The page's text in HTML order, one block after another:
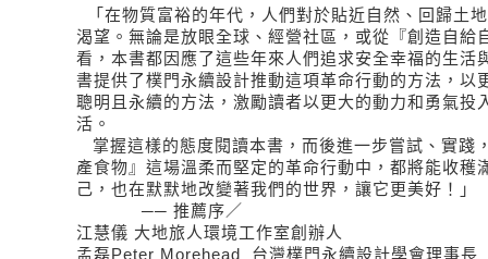
「在物質富裕的年代，人們對於貼近自然、回歸土
渴望。無論是放眼全球、經營社區，或從『創造自給
看，本書都因應了這些年來人們追求安全幸福的生活
書提供了樸門永續設計推動這項革命行動的方法，以
聰明且永續的方法，激勵讀者以更大的動力和勇氣投
活。
掌握這樣的態度閱讀本書，而後進一步嘗試、實踐
產食物』這場溫柔而堅定的革命行動中，都將能收穫
己，也在默默地改變著我們的世界，讓它更美好！」
── 推薦序／
江慧儀 大地旅人環境工作室創辦人
孟磊Peter Morehead 台灣樸門永續設計學會理事長